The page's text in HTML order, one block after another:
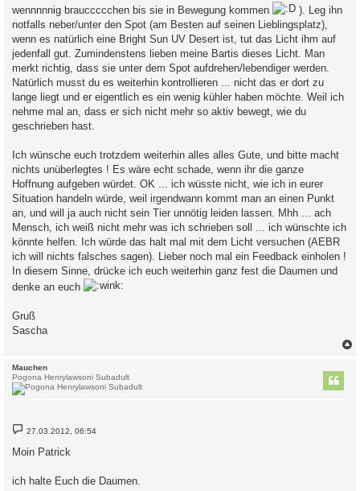
wennnnnig brauccccchen bis sie in Bewegung kommen
). Leg ihn
notfalls neber/unter den Spot (am Besten auf seinen Lieblingsplatz),
wenn es natürlich eine Bright Sun UV Desert ist, tut das Licht ihm auf
jedenfall gut. Zumindenstens lieben meine Bartis dieses Licht. Man
merkt richtig, dass sie unter dem Spot aufdrehen/lebendiger werden.
Natürlich musst du es weiterhin kontrollieren ... nicht das er dort zu
lange liegt und er eigentlich es ein wenig kühler haben möchte. Weil ich
nehme mal an, dass er sich nicht mehr so aktiv bewegt, wie du
geschrieben hast.
Ich wünsche euch trotzdem weiterhin alles alles Gute, und bitte macht
nichts unüberlegtes ! Es wäre echt schade, wenn ihr die ganze
Hoffnung aufgeben würdet. OK ... ich wüsste nicht, wie ich in eurer
Situation handeln würde, weil irgendwann kommt man an einen Punkt
an, und will ja auch nicht sein Tier unnötig leiden lassen. Mhh ... ach
Mensch, ich weiß nicht mehr was ich schrieben soll ... ich wünschte ich
könnte helfen. Ich würde das halt mal mit dem Licht versuchen (AEBR
ich will nichts falsches sagen). Lieber noch mal ein Feedback einholen !
In diesem Sinne, drücke ich euch weiterhin ganz fest die Daumen und
denke an euch
Gruß
Sascha
Mauchen
Pogona Henrylawsoni Subadult
B
e
t
g
27.03.2012, 06:54
Moin Patrick
ich halte Euch die Daumen.